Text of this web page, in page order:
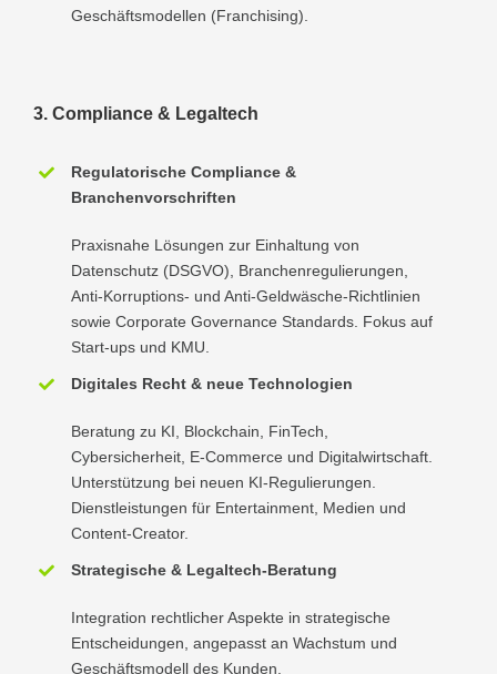
Geschäftsmodellen (Franchising).
3. Compliance & Legaltech
Regulatorische Compliance &
Branchenvorschriften
Praxisnahe Lösungen zur Einhaltung von
Datenschutz (DSGVO), Branchenregulierungen,
Anti-Korruptions- und Anti-Geldwäsche-Richtlinien
sowie Corporate Governance Standards. Fokus auf
Start-ups und KMU.
Digitales Recht & neue Technologien
Beratung zu KI, Blockchain, FinTech,
Cybersicherheit, E-Commerce und Digitalwirtschaft.
Unterstützung bei neuen KI-Regulierungen.
Dienstleistungen für Entertainment, Medien und
Content-Creator.
Strategische & Legaltech-Beratung
Integration rechtlicher Aspekte in strategische
Entscheidungen, angepasst an Wachstum und
Geschäftsmodell des Kunden.